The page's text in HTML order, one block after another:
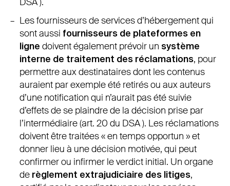
Les fournisseurs de services d’hébergement qui
sont aussi fournisseurs de plateformes en
ligne doivent également prévoir un système
interne de traitement des réclamations, pour
permettre aux destinataires dont les contenus
auraient par exemple été retirés ou aux auteurs
d’une notification qui n’aurait pas été suivie
d’effets de se plaindre de la décision prise par
l’intermédiaire (art. 20 du DSA ). Les réclamations
doivent être traitées « en temps opportun » et
donner lieu à une décision motivée, qui peut
confirmer ou infirmer le verdict initial. Un organe
de règlement extrajudiciaire des litiges,